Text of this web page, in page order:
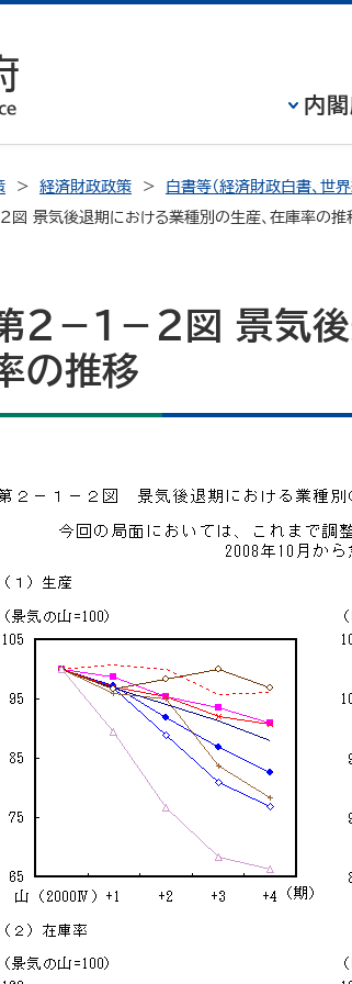
内
経済財政政策 白書等（経済財政白書、世
２図 景気後退期における業種別の生産、在庫率の推
２－１－２図 景気
の推移